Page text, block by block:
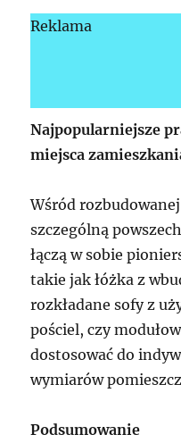
Reklama
Najpopularniejsze
miejsca
Wśród
szczególną
łączą w sobie
takie jak łóżka z
rozkładane sofy z
pościel, czy
dostosować do
wymiarów
Podsumowanie